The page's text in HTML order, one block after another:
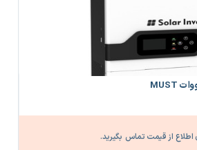
اطلاع از قیمت تماس بگیرید.